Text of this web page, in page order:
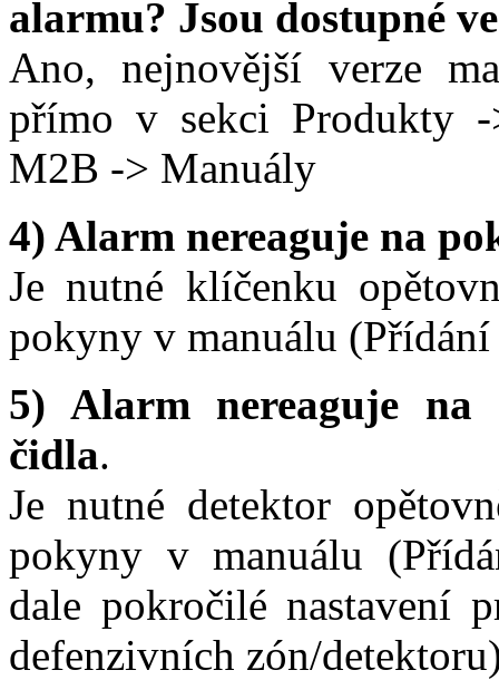
alarmu? Jsou dostupné
Ano, nejnovější verze
přímo v sekci Produkty
M2B -> Manuály
4) Alarm nereaguje na
Je nutné klíčenku
pokyny v manuálu
5) Alarm nereaguje na
čidla.
Je nutné detektor
pokyny v manuálu
dale pokročilé nastavení
defenzivních zón/